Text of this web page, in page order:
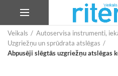
Veikals
Autoservisa instrumenti,
Uzgriežņu un sprūdrata atslēgas
Abpusēji slēgtās uzgriežņu atslēgas